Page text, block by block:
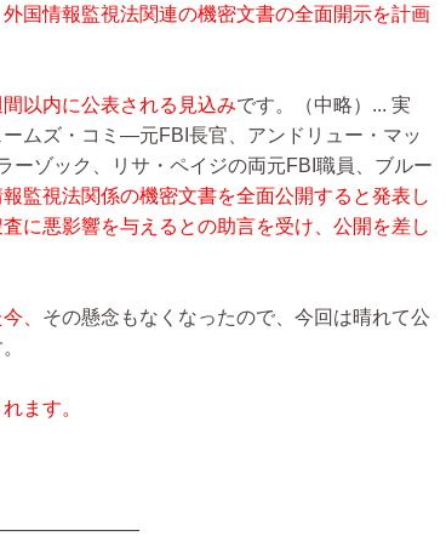
国情報監視法関連の機密文書の全面開示を計画
以内に公表される見込みです。 （中略）... 実
ームズ・コミ―元FBI長官、アンドリュー・マッ
ーゾック、リサ・ペイジの両元FBI職員、ブルー
監視法関係の機密文書を全面公開すると発表し
に悪影響を与えるとの助言を受け、公開を差し
、 その懸念もなくなったので、今回は晴れて公
ます。